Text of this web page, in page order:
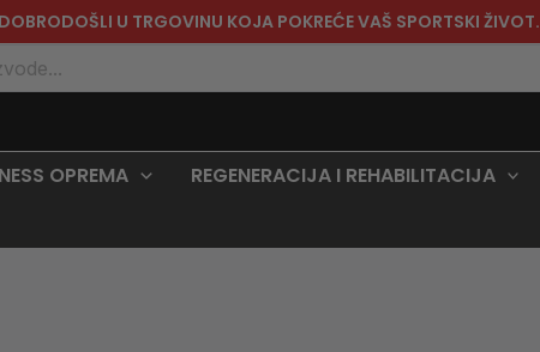
DOBRODOŠLI U TRGOVINU KOJA POKREĆE VAŠ SPORTSKI ŽIVOT.
OPREMA REGENERACIJA I REHABILITACIJA